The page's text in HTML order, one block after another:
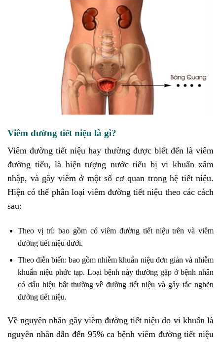
Viêm đường tiết niệu là gì?
Viêm đường tiết niệu hay thường được biết đến là viêm
đường tiểu, là hiện tượng nước tiểu bị vi khuẩn xâm
nhập, và gây viêm ở một số cơ quan trong hệ tiết niệu.
Hiện có thể phân loại viêm đường tiết niệu theo các cách
sau:
Theo vị trí: bao gồm có viêm đường tiết niệu trên và viêm
đường tiết niệu dưới.
Theo diễn biến: bao gồm nhiễm khuẩn niệu đơn giản và nhiễm
khuẩn niệu phức tạp. Loại bệnh này thường gặp ở bệnh nhân
có dấu hiệu bất thường về đường tiết niệu và gây tắc nghẽn
đường tiết niệu.
Về nguyên nhân gây viêm đường tiết niệu do vi khuẩn là
nguyên nhân dẫn đến 95% ca bệnh viêm đường tiết niệu